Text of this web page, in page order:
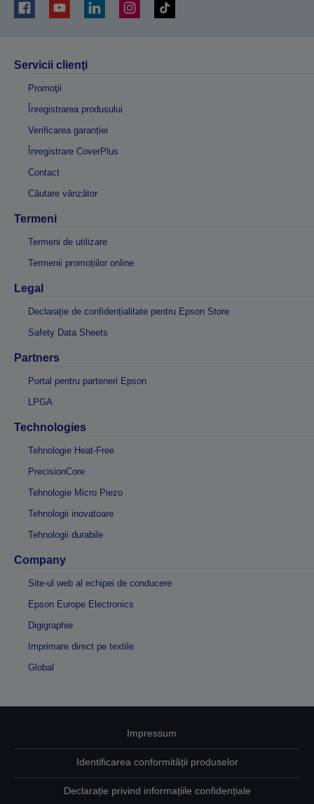
Servicii clienţi
Promoţii
Înregistrarea produsului
Verificarea garanției
Înregistrare CoverPlus
Contact
Căutare vânzător
Termeni
Termeni de utilizare
Termenii promoțiilor online
Legal
Declarație de confidențialitate pentru Epson Store
Safety Data Sheets
Partners
Portal pentru parteneri Epson
LPGA
Technologies
Tehnologie Heat-Free
PrecisionCore
Tehnologie Micro Piezo
Tehnologii inovatoare
Tehnologii durabile
Company
Site-ul web al echipei de conducere
Epson Europe Electronics
Digigraphie
Imprimare direct pe textile
Global
Impressum
Identificarea conformității produselor
Declarație privind informațiile confidențiale